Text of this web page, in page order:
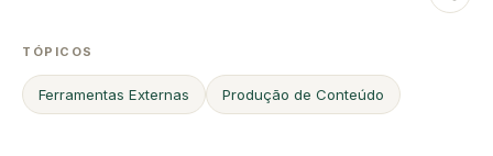
TÓPICOS
Ferramentas Externas Produção de Conteúdo